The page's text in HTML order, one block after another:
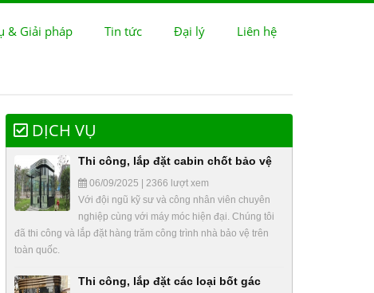
& Giải pháp Tin tức Đại lý Liên hệ
DỊCH VỤ
Thi công, lắp đặt cabin chốt bảo vệ
06/09/2025 | 2366 lượt xem
Với đội ngũ kỹ sư và công nhân viên chuyên
nghiệp cùng với máy móc hiện đại. Chúng tôi
đã thi công và lắp đặt hàng trăm công trình nhà bảo vệ trên
toàn quốc.
Thi công, lắp đặt các loại bốt gác